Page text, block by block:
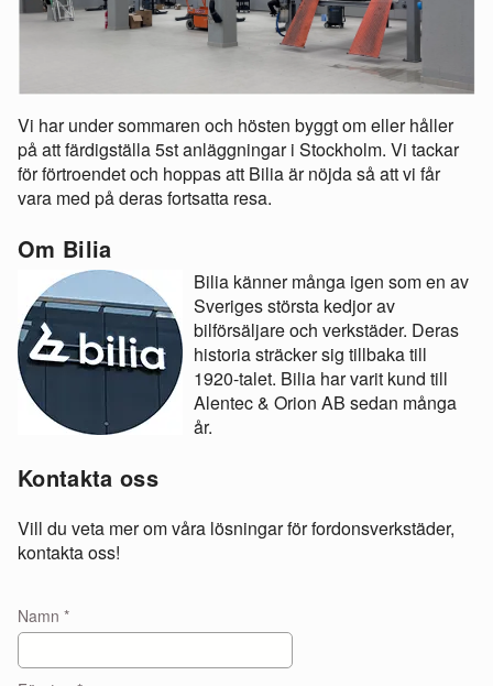
Vi har under sommaren och hösten byggt om eller håller
på att färdigställa 5st anläggningar i Stockholm. Vi tackar
för förtroendet och hoppas att Bilia är nöjda så att vi får
vara med på deras fortsatta resa.
Om Bilia
Bilia känner många igen som en av
Sveriges största kedjor av
bilförsäljare och verkstäder. Deras
historia sträcker sig tillbaka till
1920-talet. Bilia har varit kund till
Alentec & Orion AB sedan många
år.
Kontakta oss
Vill du veta mer om våra lösningar för fordonsverkstäder,
kontakta oss!
Namn *